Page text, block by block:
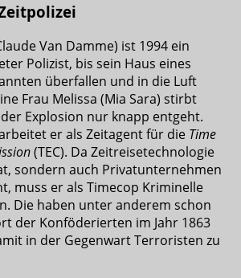
Van Damme) ist 1994 ein
Polizist, bis sein Haus eines
überfallen und in die Luft
Frau Melissa (Mia Sara) stirbt
Explosion nur knapp entgeht.
er als Zeitagent für die Time
(TEC). Da Zeitreisetechnologie
sondern auch Privatunternehmen
muss er als Timecop Kriminelle
Die haben unter anderem schon
der Konföderierten im Jahr 1863
in der Gegenwart Terroristen zu